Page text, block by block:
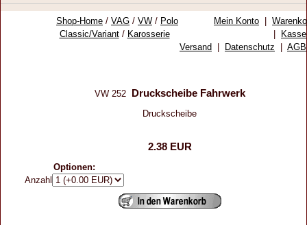
Shop-Home / VAG / VW / Polo
Classic/Variant/ Karosserie
Mein Konto
Kasse
Versand
Datenschutz AGB
VW 252 Druckscheibe Fahrwerk
Druckscheibe
2.38 EUR
Optionen:
Anzahl